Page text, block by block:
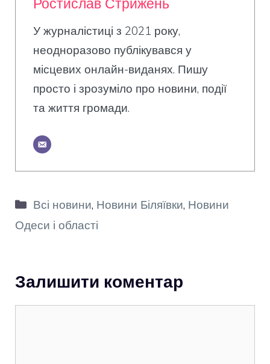
У журналістиці з 2021 року,
неодноразово публікувався у
місцевих онлайн-виданях. Пишу
просто і зрозуміло про новини, події
та життя громади.
Категорії
Всі новини, Новини Біляївки, Новини
Одеси і області
Залишити коментар